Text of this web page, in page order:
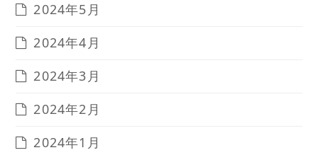
2024年5月
2024年4月
2024年3月
2024年2月
2024年1月